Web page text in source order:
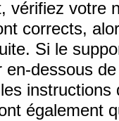
vérifiez votre
corrects,
Si le
en-dessous
également